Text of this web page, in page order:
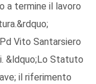
a termine il lavoro
Vito Santarsiero
&ldquo;Lo Statuto
il riferimento